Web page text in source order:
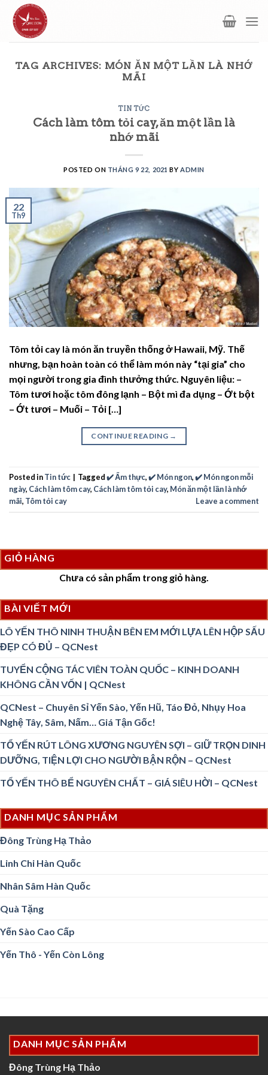
Skip
content
TAG ARCHIVES: MÓN ĂN MỘT LẦN LÀ NHỚ
MÃI
TIN TỨC
Cách làm tôm tỏi cay, ăn một lần là
nhớ mãi
POSTED ON THÁNG 9 22, 2021 BY ADMIN
22
Th9
Tôm tỏi cay là món ăn truyền thống ở Hawaii, Mỹ. Thế
nhưng, bạn hoàn toàn có thể làm món này “tại gia” cho
mọi người trong gia đình thưởng thức. Nguyên liệu: –
Tôm tươi hoặc tôm đông lạnh – Bột mì đa dụng – Ớt bột
– Ớt tươi – Muối – Tỏi […]
CONTINUE READING →
Posted inTin tức | Tagged✔️ Ẩm thực,✔️ Món ngon,✔️ Món ngon mỗi
ngày, Cách làm tôm cay, Cách làm tôm tỏi cay, Món ăn một lần là nhớ
mãi, Tôm tỏi cay Leave a comment
GIỎ HÀNG
Chưa có sản phẩm trong giỏ hàng.
BÀI VIẾT MỚI
LÔ YẾN THÔ NINH THUẬN BÊN EM MỚI LỰA LÊN HỘP SẤU
ĐẸP CÓ ĐỦ – QCNest
TUYỂN CỘNG TÁC VIÊN TOÀN QUỐC – KINH DOANH
KHÔNG CẦN VỐN | QCNest
QCNest – Chuyên Sỉ Yến Sào, Yến Hũ, Táo Đỏ, Nhụy Hoa
Nghệ Tây, Sâm, Nấm… Giá Tận Gốc!
TỔ YẾN RÚT LÔNG XƯƠNG NGUYÊN SỢI – GIỮ TRỌN DINH
DƯỠNG, TIỆN LỢI CHO NGƯỜI BẬN RỘN – QCNest
TỔ YẾN THÔ BỂ NGUYÊN CHẤT – GIÁ SIÊU HỜI – QCNest
DANH MỤC SẢN PHẨM
Đông Trùng Hạ Thảo
Linh Chi Hàn Quốc
Nhân Sâm Hàn Quốc
Quà Tặng
Yến Sào Cao Cấp
Yến Thô - Yến Còn Lông
DANH MỤC SẢN PHẨM
Đông Trùng Hạ Thảo